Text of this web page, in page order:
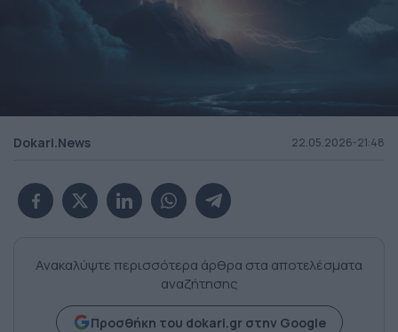
Dokari.News 22.05.2026-21:48
Ανακαλύψτε περισσότερα άρθρα στα αποτελέσματα
αναζήτησης
Προσθήκη του dokari.gr στην Google